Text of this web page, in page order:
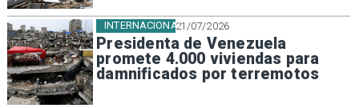
21/07/2026
Presidenta de Venezuela
promete 4.000 viviendas para
damnificados por terremotos
INTERNACIONAL